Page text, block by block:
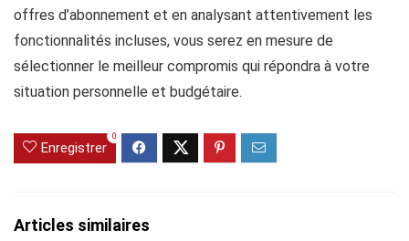
offres d’abonnement et en analysant attentivement les
fonctionnalités incluses, vous serez en mesure de
sélectionner le meilleur compromis qui répondra à votre
situation personnelle et budgétaire.
Enregistrer
0
Articles similaires